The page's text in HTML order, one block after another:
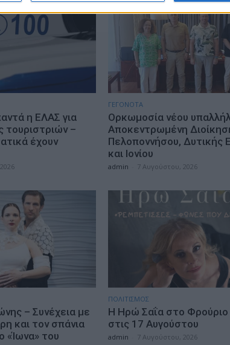
η ΕΛΑΣ για
τουριστριών –
έχουν
ΓΕΓΟΝΟΤΑ
Ορκωμοσία νέου
Αποκεντρωμένη
Πελοποννήσου, Δυτικής
και Ιονίου
admin 7 Αυγούστου, 2026
– Συνέχεια με
και τον σπάνια
«Ίωνα» του
ΠΟΛΙΤΙΣΜΟΣ
Η Ηρώ Σαΐα στο Φρούριο
στις 17 Αυγούστου
admin 7 Αυγούστου, 2026